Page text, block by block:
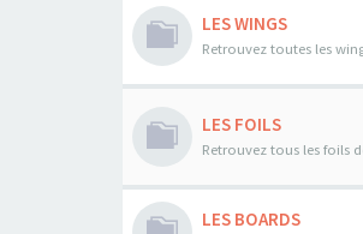
LES WINGS
Retrouvez toutes les
LES FOILS
Retrouvez tous les foils
LES BOARDS